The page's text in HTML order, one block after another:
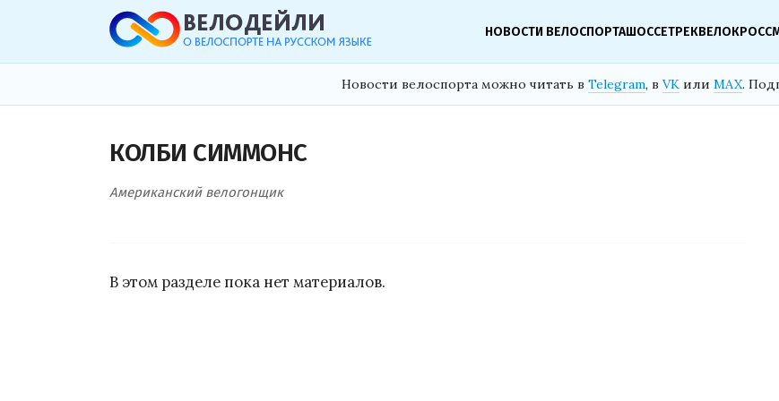
НОВОСТИ ВЕЛОСПОРТАШОССЕТРЕКВЕЛОКРОСС
Новости велоспорта можно читать в Telegram, в VK или MAX.
КОЛБИ СИММОНС
Американский велогонщик
В этом разделе пока нет материалов.